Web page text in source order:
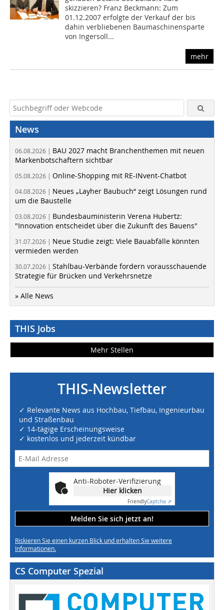
skizzieren? Franz Beckmann: Zum
01.12.2007 erfolgte der Verkauf der bis
dahin verbliebenen Baumaschinensparte
von Ingersoll...
mehr
News
06.08.2026 | BAU 2027 macht Branchenthemen mit neuen
Markenbotschaftern sichtbar
05.08.2026 | Online-Shopping mit RE-INvent-Chatbot
04.08.2026 | Neues „Layher Baubuch“ zeigt Lösungen rund
um die Baustelle
03.08.2026 | Bundesbauministerin Verena Hubertz:
"Innovation entscheidet über die Zukunft des Bauens"
31.07.2026 | Neue Studie zeigt: Viele Bauabfälle könnten
vermieden werden
30.07.2026 | Stahlbau-Verbände fordern vorausschauende
Strategie für Brücken und Verkehrsnetze
» Alle News
THIS Jobs
Mehr Stellen
THIS-Newsletter
✓ Relevante News aus Hochbau, Tiefbau, Ingenieurbau
und Straßenbau
✓ 14-tägige Erscheinungsweise
✓ kostenlos und jederzeit kündbar
Anti-Roboter-Verifizierung
Hier klicken
FriendlyCaptcha ⇗
Melden Sie sich jetzt an!
Riskieren Sie einen kurzen Blick und erhalten Sie weitere
Informationen.
CS Computer Spezial